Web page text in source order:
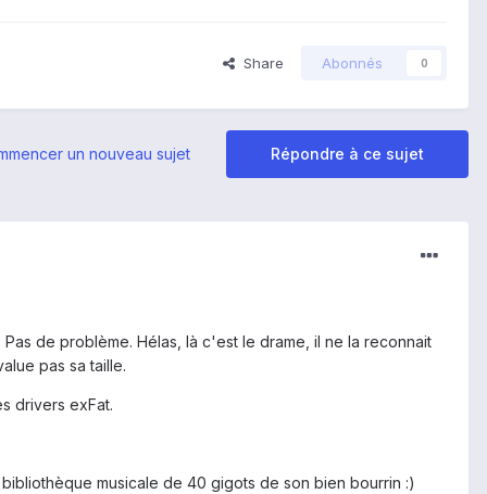
Share Abonnés 0
Répondre à ce sujet
un nouveau sujet
de problème. Hélas, là c'est le drame, il ne la reconnait
pas sa taille.
drivers exFat.
musicale de 40 gigots de son bien bourrin :)